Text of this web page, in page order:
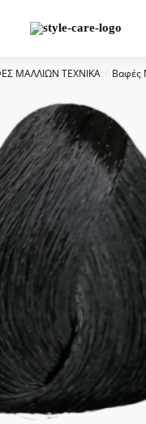
ΜΑΛΛΙΩΝ ΤΕΧΝΙΚΑ / Βαφές